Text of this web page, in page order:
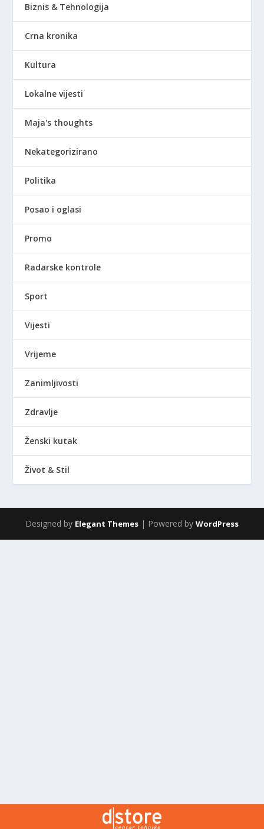
Biznis & Tehnologija
Crna kronika
Kultura
Lokalne vijesti
Maja's thoughts
Nekategorizirano
Politika
Posao i oglasi
Promo
Radarske kontrole
Sport
Vijesti
Vrijeme
Zanimljivosti
Zdravlje
Ženski kutak
Život & Stil
Designed by Elegant Themes | Powered by WordPress